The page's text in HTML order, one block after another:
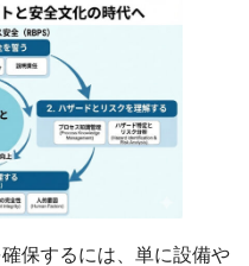
保するには、単に設備や